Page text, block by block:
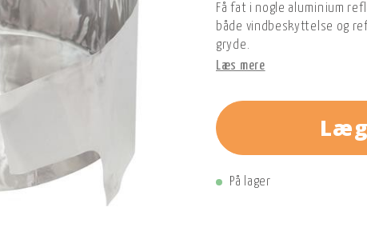
Få fat i nogle aluminium
både vindbeskyttelse og
gryde.
Læs mere
På lager